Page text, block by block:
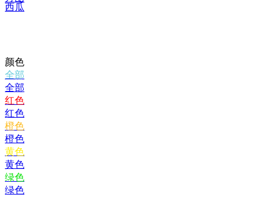
西瓜
颜色
全部
全部
红色
红色
橙色
橙色
黄色
黄色
绿色
绿色